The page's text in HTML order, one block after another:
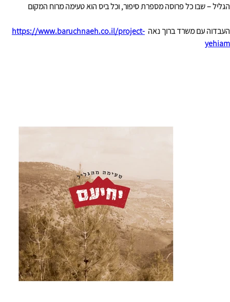
הגליל – שבו כל פרוסה מספרת סיפור, וכל ביס הוא טעימה מרוח המקום
העבדוה עם משרד ברוך נאה https://www.baruchnaeh.co.il/project-
yehiam